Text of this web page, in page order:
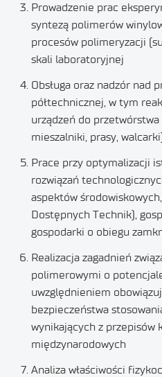
Prowadzenie prac
syntezą polimerów
procesów polimeryzacji
skali laboratoryjnej
Obsługa oraz nadzór nad
półtechnicznej, w tym
urządzeń do
mieszalniki, prasy,
Prace przy optymalizacji
rozwiązań
aspektów
Dostępnych Technik),
gospodarki o obiegu
Realizacja zagadnień
polimerowymi o
uwzględnieniem
bezpieczeństwa
wynikających z przepisów
międzynarodowych
Analiza właściwości